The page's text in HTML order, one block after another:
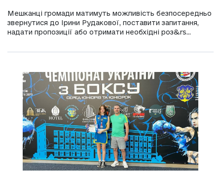
Мешканці громади матимуть можливість безпосередньо
звернутися до Ірини Рудакової, поставити запитання,
надати пропозиції або отримати необхідні роз&rs...